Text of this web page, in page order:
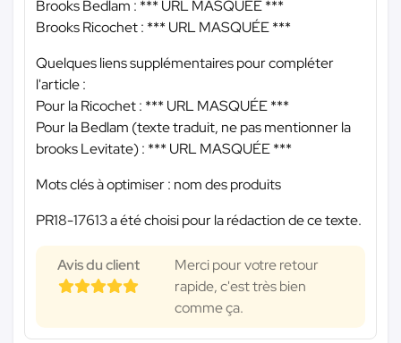
Brooks Bedlam : *** URL MASQUÉE ***
Brooks Ricochet : *** URL MASQUÉE ***
Quelques liens supplémentaires pour compléter
l'article :
Pour la Ricochet : *** URL MASQUÉE ***
Pour la Bedlam (texte traduit, ne pas mentionner la
brooks Levitate) : *** URL MASQUÉE ***
Mots clés à optimiser : nom des produits
PR18-17613 a été choisi pour la rédaction de ce texte.
Avis du client
Merci pour votre retour
rapide, c'est très bien
comme ça.